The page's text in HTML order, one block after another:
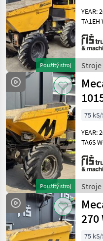
TA6s
MARKETPLACE
Marketplace
Ponuky
predajcov
Použitý stroj
YEAR:
TA1EH
1750
1000
DUMP
Stroje
Použitý stroj
75
YEAR:
TA6S
1015
WEI
Stroje
270
75